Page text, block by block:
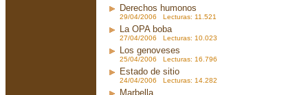
Derechos humonos
29/04/2006 Lecturas: 11.521
La OPA boba
27/04/2006 Lecturas: 10.023
Los genoveses
25/04/2006 Lecturas: 16.796
Estado de sitio
24/04/2006 Lecturas: 14.282
Marbella